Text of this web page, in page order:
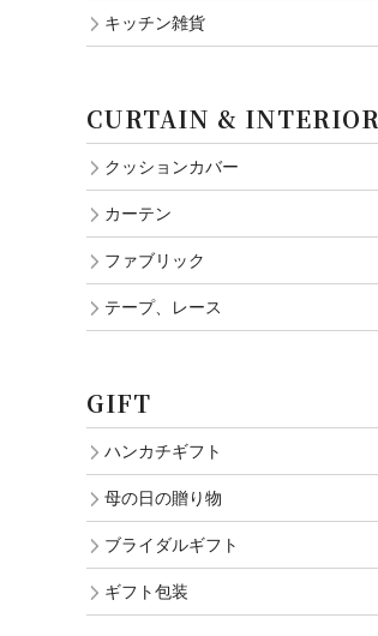
キッチン雑貨
CURTAIN & INTERIOR
クッションカバー
カーテン
ファブリック
テープ、レース
GIFT
ハンカチギフト
母の日の贈り物
ブライダルギフト
ギフト包装